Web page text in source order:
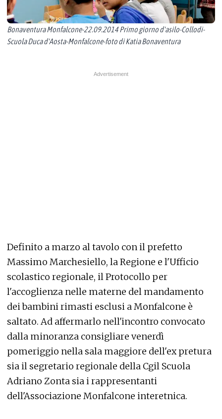
Bonaventura Monfalcone-22.09.2014 Primo giorno d'asilo-Collodi-
Scuola Duca d'Aosta-Monfalcone-foto di Katia Bonaventura
Definito a marzo al tavolo con il prefetto
Massimo Marchesiello, la Regione e l'Ufficio
scolastico regionale, il Protocollo per
l'accoglienza nelle materne del mandamento
dei bambini rimasti esclusi a Monfalcone è
saltato. Ad affermarlo nell'incontro convocato
dalla minoranza consigliare venerdì
pomeriggio nella sala maggiore dell'ex pretura
sia il segretario regionale della Cgil Scuola
Adriano Zonta sia i rappresentanti
dell'Associazione Monfalcone interetnica.